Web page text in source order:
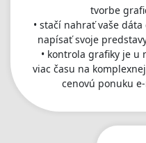
tvorbe
• stačí nahrať vaše
napísať svoje
• kontrola grafiky je u
viac času na
cenovú ponuku